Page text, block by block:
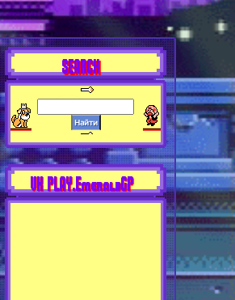
SEARCH
VK PLAY.EmeraldGP